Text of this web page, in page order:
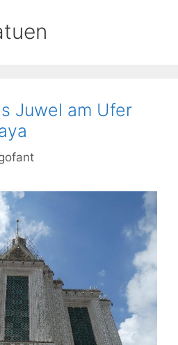
Juwel am Ufer